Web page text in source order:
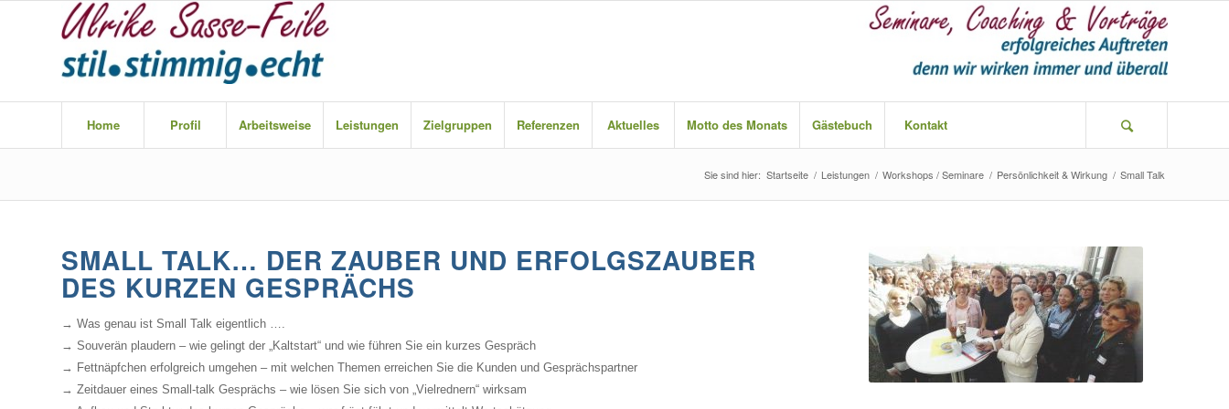
Home Profil Arbeitsweise Leistungen Zielgruppen Referenzen Aktuelles Motto des Monats Gästebuch Kontakt
Sie sind hier: Startseite / Leistungen / Workshops / Seminare / Persönlichkeit & Wirkung / Small Talk
SMALL TALK… DER ZAUBER UND ERFOLGSZAUBER
DES KURZEN GESPRÄCHS
→ Was genau ist Small Talk eigentlich ….
→ Souverän plaudern – wie gelingt der „Kaltstart“ und wie führen Sie ein kurzes Gespräch
→ Fettnäpfchen erfolgreich umgehen – mit welchen Themen erreichen Sie die Kunden und Gesprächspartner
→ Zeitdauer eines Small-talk Gesprächs – wie lösen Sie sich von „Vielrednern“ wirksam